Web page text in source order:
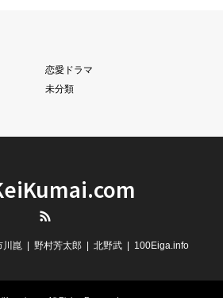
恋愛ドラマ
未分類
川崑 野村芳太郎 北野武 100Eiga.info